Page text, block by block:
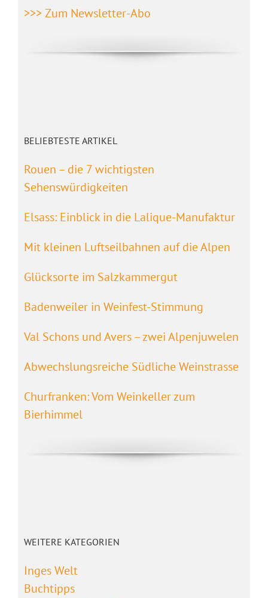
>>> Zum Newsletter-Abo
BELIEBTESTE ARTIKEL
Rouen – die 7 wichtigsten
Sehenswürdigkeiten
Elsass: Einblick in die Lalique-Manufaktur
Mit kleinen Luftseilbahnen auf die Alpen
Glücksorte im Salzkammergut
Badenweiler in Weinfest-Stimmung
Val Schons und Avers – zwei Alpenjuwelen
Abwechslungsreiche Südliche Weinstrasse
Churfranken: Vom Weinkeller zum
Bierhimmel
WEITERE KATEGORIEN
Inges Welt
Buchtipps